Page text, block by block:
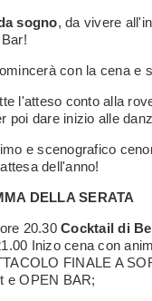
sogno, da vivere
con la cena e
l'atteso conto alla
poi dare inizio alle
e scenografico
dell'anno!
DELLA SERATA
20.30 Cocktail di
Inizo cena con
FINALE A
e OPEN BAR;